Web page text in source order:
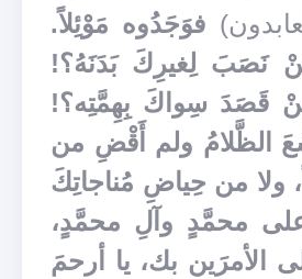
فوَجَدُوه مَوْئِلاً.
نَصَبَ لِغيرِكَ بَدَنَهُ؟!
قَصَدَ سِواكَ بِهِمَّتِه؟!
الظَّلامُ ولم أَقْضِ من
ولا من حِياضِ مُناجاتِكَ
محمَّدٍ وآلِ محمَّدٍ،
الأمرَين بك، يا أرحمَ